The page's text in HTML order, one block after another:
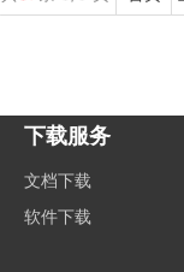
下载服务
文档下载
软件下载